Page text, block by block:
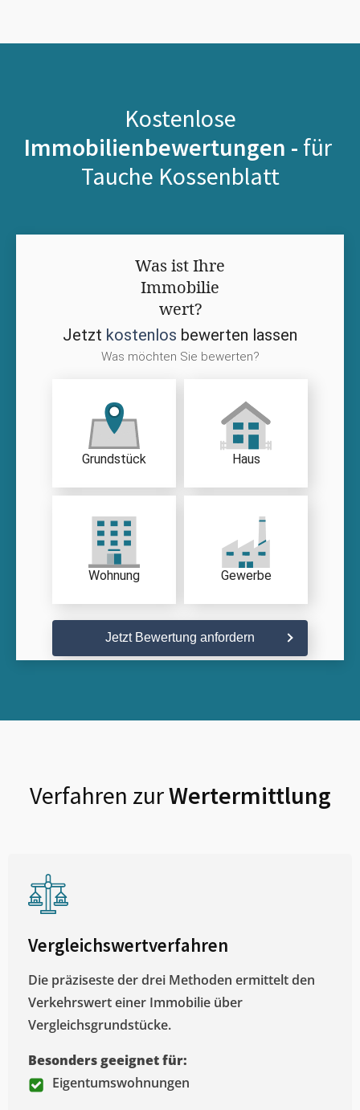
Kostenlose
Immobilienbewertungen - für
Tauche Kossenblatt
Was ist Ihre
Immobilie
wert?
Jetzt kostenlos bewerten lassen
Was möchten Sie bewerten?
Grundstück Haus
Wohnung Gewerbe
Jetzt Bewertung anfordern
Verfahren zurWertermittlung
Vergleichswertverfahren
Die präziseste der drei Methoden ermittelt den
Verkehrswert einer Immobilie über
Vergleichsgrundstücke.
Besonders geeignet für:
Eigentumswohnungen